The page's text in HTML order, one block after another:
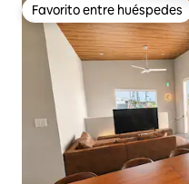
Favorito entre huéspedes
Favorito entre huéspedes